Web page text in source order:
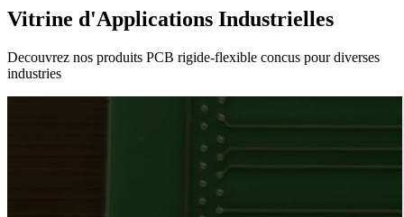
Vitrine d'Applications Industrielles
Decouvrez nos produits PCB rigide-flexible concus pour diverses
industries